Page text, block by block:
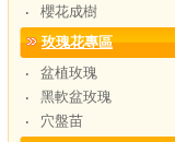
‧
櫻花成樹
玫瑰花專區
‧
盆植玫瑰
‧
黑軟盆玫瑰
‧
穴盤苗